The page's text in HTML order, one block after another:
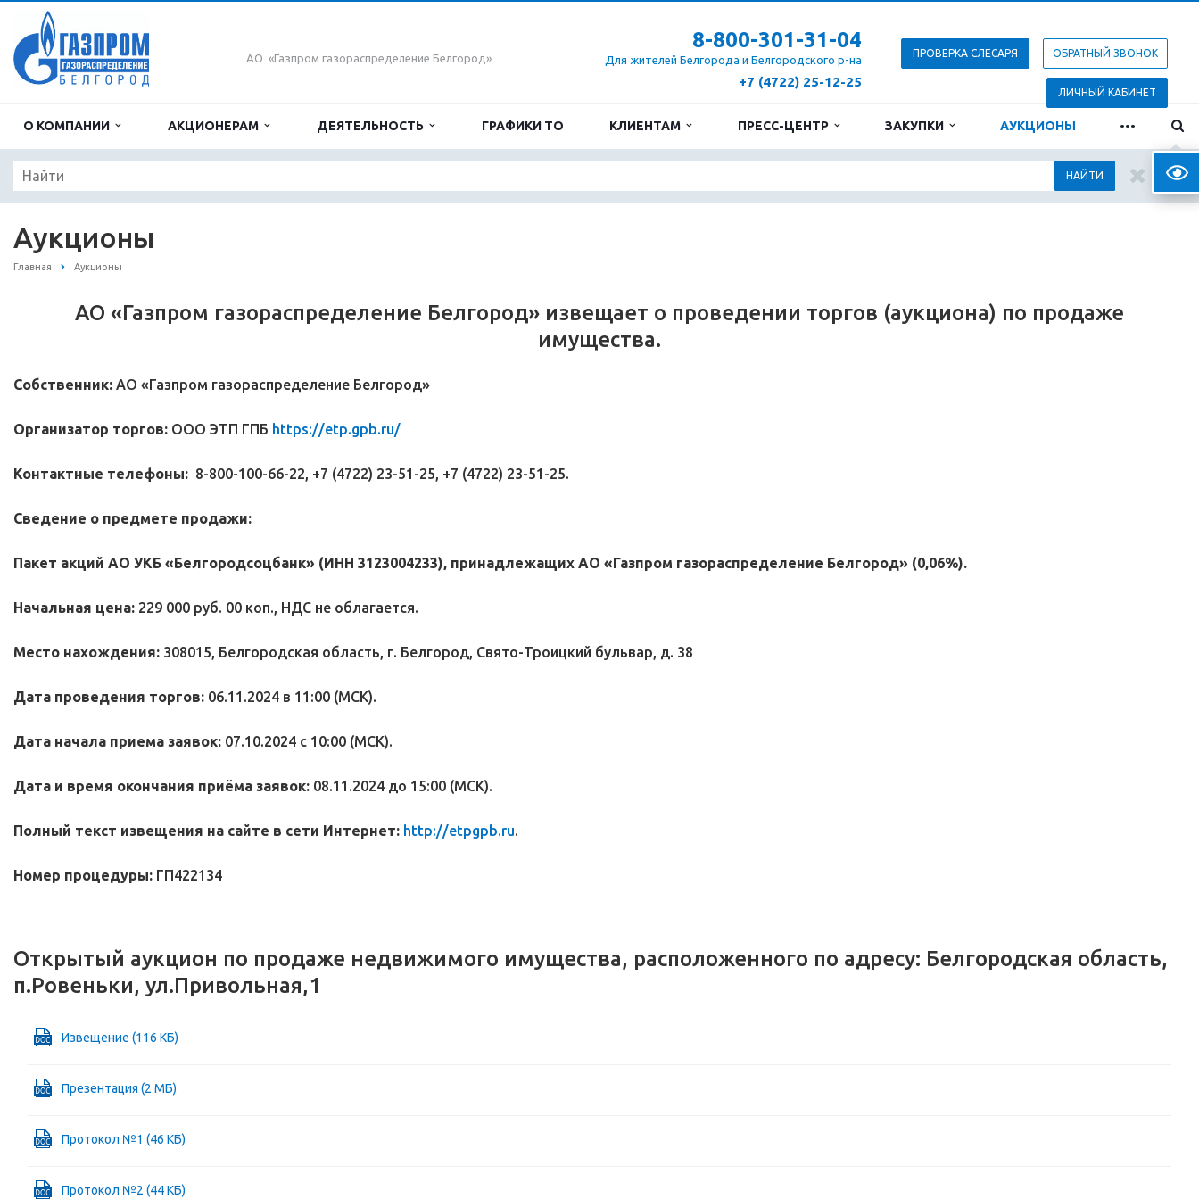
АО «Газпром газораспределение Белгород»
8-800-301-31-04
Для жителей Белгорода и Белгородского р-на
+7 (4722) 25-12-25
ПРОВЕРКА СЛЕСАРЯ ОБРАТНЫЙ ЗВОНОК
ЛИЧНЫЙ КАБИНЕТ
О КОМПАНИИ АКЦИОНЕРАМ ДЕЯТЕЛЬНОСТЬ ГРАФИКИ ТО КЛИЕНТАМ ПРЕСС-ЦЕНТР ЗАКУПКИ АУКЦИОНЫ ...
НАЙТИ
Аукционы
Главная Аукционы
АО «Газпром газораспределение Белгород» извещает о проведении торгов (аукциона) по продаже
имущества.
Собственник: АО «Газпром газораспределение Белгород»
Организатор торгов: ООО ЭТП ГПБ https://etp.gpb.ru/
Контактные телефоны: 8-800-100-66-22, +7 (4722) 23-51-25, +7 (4722) 23-51-25.
Сведение о предмете продажи:
Пакет акций АО УКБ «Белгородсоцбанк» (ИНН 3123004233), принадлежащих АО «Газпром газораспределение Белгород» (0,06%).
Начальная цена: 229 000 руб. 00 коп., НДС не облагается.
Место нахождения: 308015, Белгородская область, г. Белгород, Свято-Троицкий бульвар, д. 38
Дата проведения торгов: 06.11.2024 в 11:00 (МСК).
Дата начала приема заявок: 07.10.2024 c 10:00 (МСК).
Дата и время окончания приёма заявок: 08.11.2024 до 15:00 (МСК).
Полный текст извещения на сайте в сети Интернет: http://etpgpb.ru.
Номер процедуры: ГП422134
Открытый аукцион по продаже недвижимого имущества, расположенного по адресу: Белгородская область,
п.Ровеньки, ул.Привольная,1
Извещение (116 КБ)
Презентация (2 МБ)
Протокол №1 (46 КБ)
Протокол №2 (44 КБ)